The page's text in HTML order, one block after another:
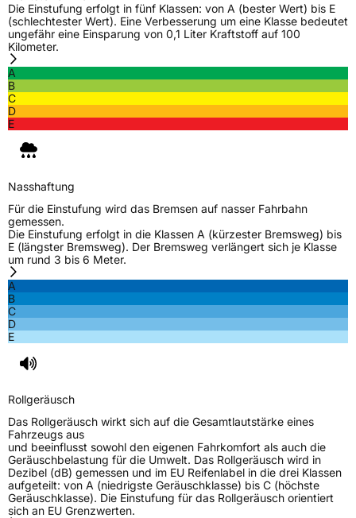
Die Einstufung erfolgt in fünf Klassen: von A (bester Wert) bis E
(schlechtester Wert). Eine Verbesserung um eine Klasse bedeutet
ungefähr eine Einsparung von 0,1 Liter Kraftstoff auf 100
Kilometer.
A
B
C
D
E
Nasshaftung
Für die Einstufung wird das Bremsen auf nasser Fahrbahn
gemessen.
Die Einstufung erfolgt in die Klassen A (kürzester Bremsweg) bis
E (längster Bremsweg). Der Bremsweg verlängert sich je Klasse
um rund 3 bis 6 Meter.
A
B
C
D
E
Rollgeräusch
Das Rollgeräusch wirkt sich auf die Gesamtlautstärke eines
Fahrzeugs aus
und beeinflusst sowohl den eigenen Fahrkomfort als auch die
Geräuschbelastung für die Umwelt. Das Rollgeräusch wird in
Dezibel (dB) gemessen und im EU Reifenlabel in die drei Klassen
aufgeteilt: von A (niedrigste Geräuschklasse) bis C (höchste
Geräuschklasse). Die Einstufung für das Rollgeräusch orientiert
sich an EU Grenzwerten.